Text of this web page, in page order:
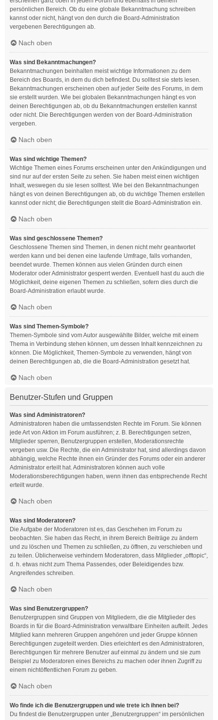
persönlichen Bereich. Ob du eine globale Bekanntmachung schreiben
kannst oder nicht, hängt von den durch die Board-Administration
vergebenen Berechtigungen ab.
Nach oben
Was sind Bekanntmachungen?
Bekanntmachungen beinhalten meist wichtige Informationen zu dem
Bereich des Boards, in dem du dich befindest. Du solltest sie stets lesen.
Bekanntmachungen erscheinen oben auf jeder Seite des Forums, in dem
sie erstellt wurden. Wie bei globalen Bekanntmachungen hängt es von
deinen Berechtigungen ab, ob du Bekanntmachungen erstellen kannst
oder nicht. Die Berechtigungen werden von der Board-Administration
vergeben.
Nach oben
Was sind wichtige Themen?
Wichtige Themen eines Forums erscheinen unter den Ankündigungen und
sind nur auf der ersten Seite zu sehen. Sie haben meist einen wichtigen
Inhalt, weswegen du sie lesen solltest. Wie bei den Bekanntmachungen
hängt es von deinen Berechtigungen ab, ob du wichtige Themen erstellen
kannst oder nicht; die Berechtigungen stellt die Board-Administration ein.
Nach oben
Was sind geschlossene Themen?
Geschlossene Themen sind Themen, in denen nicht mehr geantwortet
werden kann und bei denen eine laufende Umfrage, falls vorhanden,
beendet wurde. Themen können aus vielen Gründen durch einen
Moderator oder Administrator gesperrt werden. Eventuell hast du auch die
Möglichkeit, deine eigenen Themen zu schließen, sofern dies durch die
Board-Administration erlaubt wurde.
Nach oben
Was sind Themen-Symbole?
Themen-Symbole sind vom Autor ausgewählte Bilder, welche mit einem
Thema in Verbindung stehen können, um dessen Inhalt kennzeichnen zu
können. Die Möglichkeit, Themen-Symbole zu verwenden, hängt von
deinen Berechtigungen ab, die die Board-Administration gesetzt hat.
Nach oben
Benutzer-Stufen und Gruppen
Was sind Administratoren?
Administratoren haben die umfassendsten Rechte im Forum. Sie können
jede Art von Aktion im Forum ausführen; z. B. Berechtigungen setzen,
Mitglieder sperren, Benutzergruppen erstellen, Moderationsrechte
vergeben usw. Die Rechte, die ein Administrator hat, sind allerdings davon
abhängig, welche Rechte ihnen ein Gründer des Forums oder ein anderer
Administrator erteilt hat. Administratoren können auch volle
Moderationsberechtigungen haben, wenn ihnen das entsprechende Recht
erteilt wurde.
Nach oben
Was sind Moderatoren?
Die Aufgabe der Moderatoren ist es, das Geschehen im Forum zu
beobachten. Sie haben das Recht, in ihrem Bereich Beiträge zu ändern
und zu löschen und Themen zu schließen, zu öffnen, zu verschieben und
zu teilen. Üblicherweise verhindern Moderatoren, dass Mitglieder „offtopic“,
d. h. etwas nicht zum Thema Passendes, oder Beleidigendes bzw.
Angreifendes schreiben.
Nach oben
Was sind Benutzergruppen?
Benutzergruppen sind Gruppen von Mitgliedern, die die Mitglieder des
Boards in für die Board-Administration verwaltbare Einheiten aufteilt. Jedes
Mitglied kann mehreren Gruppen angehören und jeder Gruppe können
Berechtigungen zugeteilt werden. Dies erleichtert es den Administratoren,
Berechtigungen für mehrere Benutzer auf einmal zu ändern und sie zum
Beispiel zu Moderatoren eines Bereichs zu machen oder ihnen Zugriff zu
einem nichtöffentlichen Forum zu geben.
Nach oben
Wo finde ich die Benutzergruppen und wie trete ich ihnen bei?
Du findest die Benutzergruppen unter „Benutzergruppen“ im persönlichen